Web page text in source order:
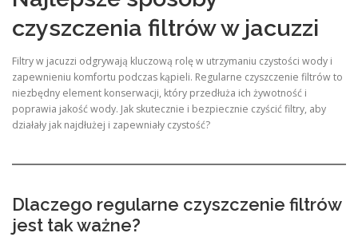
czyszczenia filtrów w jacuzzi
Filtry w jacuzzi odgrywają kluczową rolę w utrzymaniu czystości wody i
zapewnieniu komfortu podczas kąpieli. Regularne czyszczenie filtrów to
niezbędny element konserwacji, który przedłuża ich żywotność i
poprawia jakość wody. Jak skutecznie i bezpiecznie czyścić filtry, aby
działały jak najdłużej i zapewniały czystość?
Dlaczego regularne czyszczenie filtrów
jest tak ważne?